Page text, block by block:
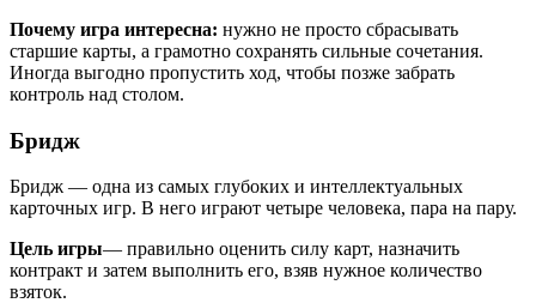
Почему игра интересна: нужно не просто сбрасывать
старшие карты, а грамотно сохранять сильные сочетания.
Иногда выгодно пропустить ход, чтобы позже забрать
контроль над столом.
Бридж
Бридж — одна из самых глубоких и интеллектуальных
карточных игр. В него играют четыре человека, пара на пару.
Цель игры— правильно оценить силу карт, назначить
контракт и затем выполнить его, взяв нужное количество
взяток.